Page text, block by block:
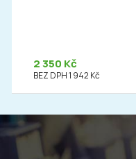
2 350 Kč
BEZ DPH 1 942 Kč